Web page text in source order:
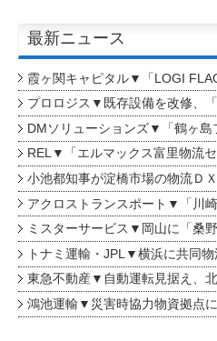
最新ニュース
霞ヶ関キャピタル▼「LOGI
プロロジス▼既存設備を改修、
DMソリューションズ▼「鶴ヶ島
REL▼「エルマックス富里物流
小池都知事が淀橋市場の物流Ｄ
アクロストランスポート▼「川
ミスターサービス▼岡山に「桑
トナミ運輸・JPL▼横浜に共同
東急不動産▼自動運転見据え、
鴻池運輸▼災害時協力物資拠点